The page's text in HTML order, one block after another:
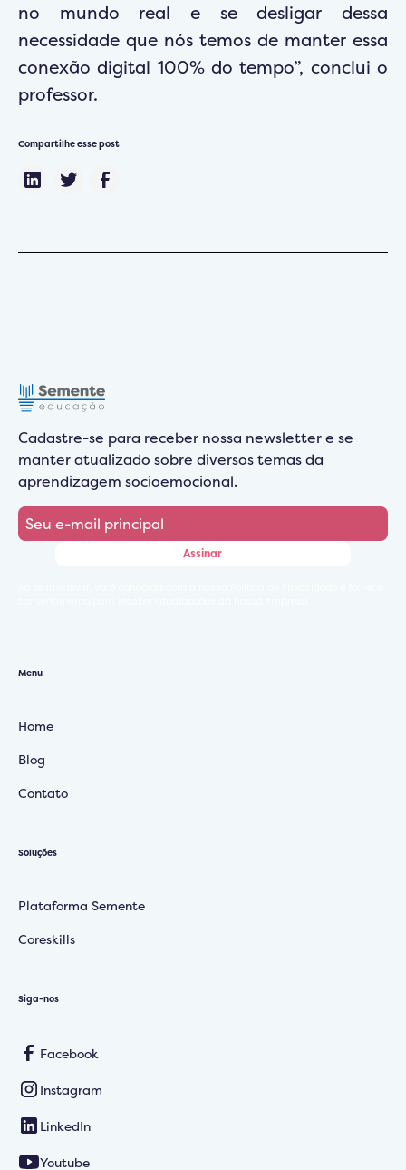
no mundo real e se desligar dessa
necessidade que nós temos de manter essa
conexão digital 100% do tempo”, conclui o
professor.
Compartilhe esse post
Cadastre-se para receber nossa newsletter e se
manter atualizado sobre diversos temas da
aprendizagem socioemocional.
Menu
Home
Blog
Contato
Soluções
Plataforma Semente
Coreskills
Siga-nos
Facebook
Instagram
LinkedIn
Youtube